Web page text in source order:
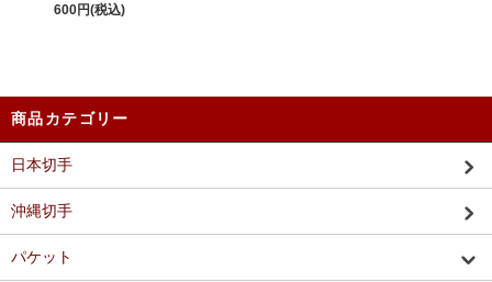
600円(税込)
商品カテゴリー
日本切手
沖縄切手
パケット